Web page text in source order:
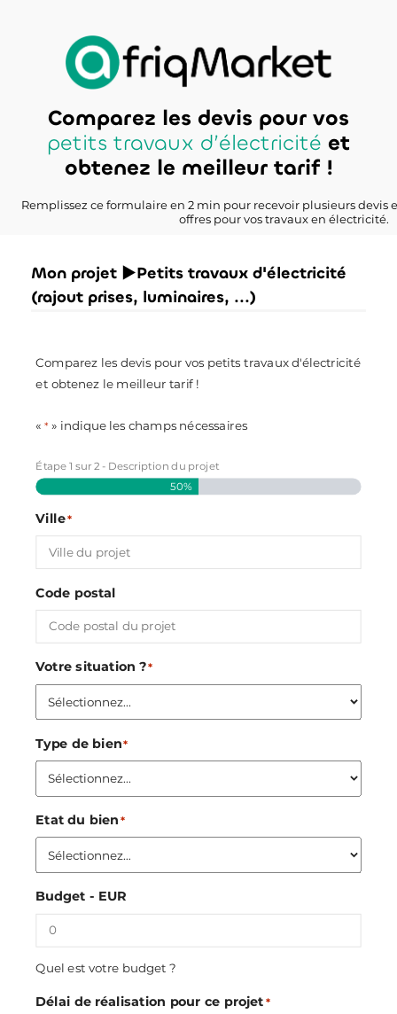
Comparez les devis pour vos
petits travaux d’électricité et
obtenez le meilleur tarif !
Remplissez ce formulaire en 2 min pour recevoir plusieurs devis
offres pour vos travaux en électricité.
Mon projet ►Petits travaux d'électricité
(rajout prises, luminaires, ...)
Comparez les devis pour vos petits travaux d'électricité
et obtenez le meilleur tarif !
«* » indique les champs nécessaires
Étape1 sur2 - Description du projet
50%
Ville*
Code postal
Votre situation ?*
Type de bien*
Etat du bien *
Budget - EUR
Quel est votre budget ?
Délai de réalisation pour ce projet *